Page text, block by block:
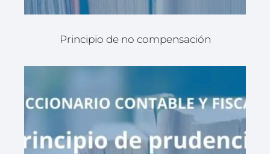
Principio de no compensación